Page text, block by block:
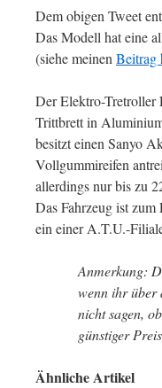
Dem obigen Tweet
Das Modell hat eine
(siehe meinen Beitrag
Der Elektro-Tretroller
Trittbrett in
besitzt einen Sanyo
Vollgummireifen
allerdings nur bis zu
Das Fahrzeug ist
ein einer A.T.U.-
Anmerkung:
wenn ihr über
nicht sagen,
günstiger
Ähnliche Artikel